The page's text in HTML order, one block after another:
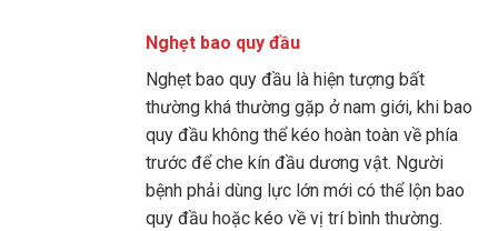
Nghẹt bao quy đầu
Nghẹt bao quy đầu là hiện tượng bất
thường khá thường gặp ở nam giới, khi bao
quy đầu không thể kéo hoàn toàn về phía
trước để che kín đầu dương vật. Người
bệnh phải dùng lực lớn mới có thể lộn bao
quy đầu hoặc kéo về vị trí bình thường.